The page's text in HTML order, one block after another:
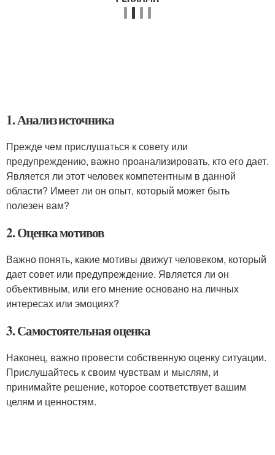
1. Анализ источника
Прежде чем прислушаться к совету или
предупреждению, важно проанализировать, кто его дает.
Является ли этот человек компетентным в данной
области? Имеет ли он опыт, который может быть
полезен вам?
2. Оценка мотивов
Важно понять, какие мотивы движут человеком, который
дает совет или предупреждение. Является ли он
объективным, или его мнение основано на личных
интересах или эмоциях?
3. Самостоятельная оценка
Наконец, важно провести собственную оценку ситуации.
Прислушайтесь к своим чувствам и мыслям, и
принимайте решение, которое соответствует вашим
целям и ценностям.